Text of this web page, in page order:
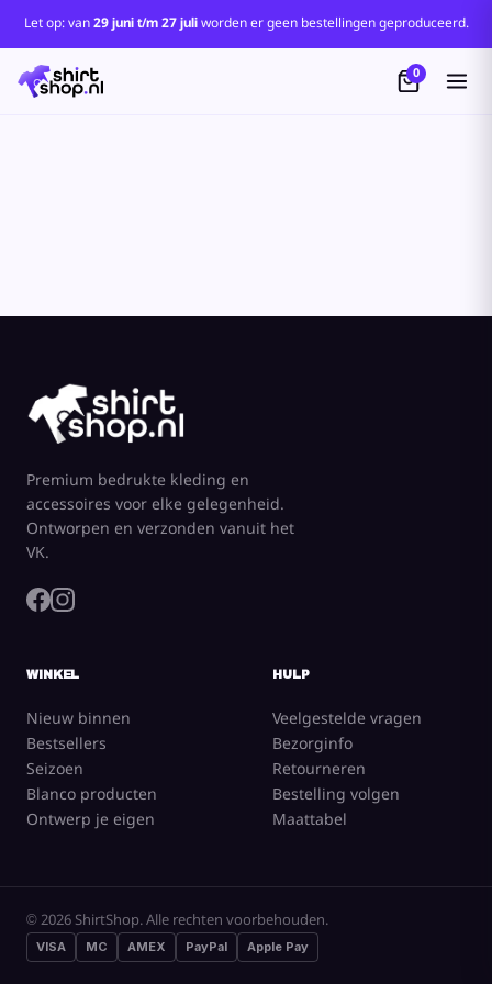
Let op: van29 juni t/m 27 juliworden er geen bestellingen geproduceerd.
0
Premium bedrukte kleding en
accessoires voor elke gelegenheid.
Ontworpen en verzonden vanuit het
VK.
WINKEL
Nieuw binnen
Bestsellers
Seizoen
Blanco producten
Ontwerp je eigen
HULP
Veelgestelde vragen
Bezorginfo
Retourneren
Bestelling volgen
Maattabel
© 2026 ShirtShop. Alle rechten voorbehouden.
VISA MC AMEX PayPal Apple Pay
Standaard
Price: Lowest First
Price: Highest First